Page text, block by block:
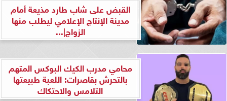
القبض على شاب طارد مذيعة أمام
مدينة الإنتاج الإعلامي ليطلب منها
الزواج|...
محامي مدرب الكيك البوكس المتهم
بالتحرش بقاصرات: اللعبة طبيعتها
التلامس والاحتكاك